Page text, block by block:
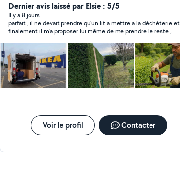
Dernier avis laissé par Elsie : 5/5
Il y a 8 jours
parfait , il ne devait prendre qu'un lit a mettre a la déchèterie et
finalement il m'a proposer lui même de me prendre le reste ,
Voir le profil Contacter